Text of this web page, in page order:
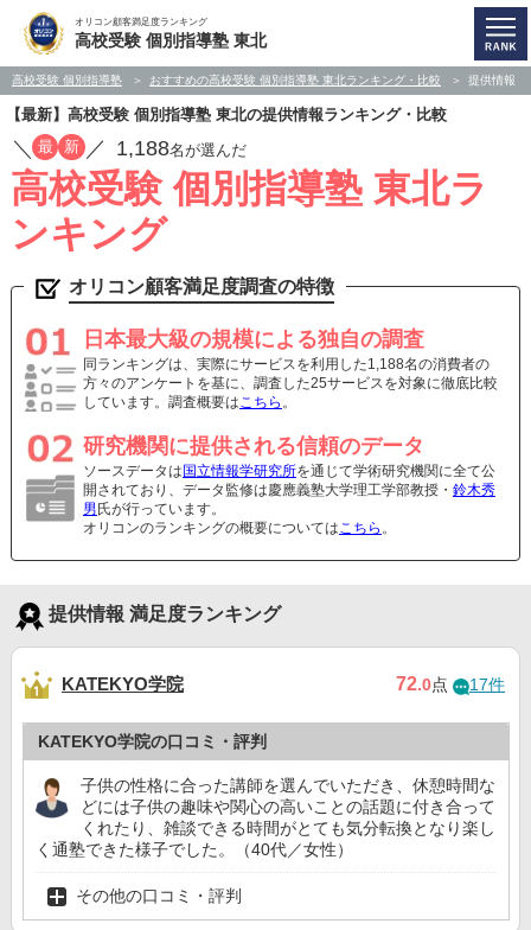
オリコン顧客満足度ランキング
高校受験 個別指導塾 東北
高校受験 個別指導塾 おすすめの高校受験 個別指導塾 東北ランキング・比較 提供情報
【最新】高校受験 個別指導塾 東北の提供情報ランキング・比較
／ 最 新 ／ 1,188名が選んだ
高校受験 個別指導塾 東北ラ
ンキング
オリコン顧客満足度調査の特徴
日本最大級の規模による独自の調査
同ランキングは、実際にサービスを利用した1,188名の消費者の
方々のアンケートを基に、調査した25サービスを対象に徹底比較
しています。調査概要はこちら 。
研究機関に提供される信頼のデータ
ソースデータは 国立情報学研究所を通じて学術研究機関に全て公
開されており、データ監修は慶應義塾大学理工学部教授・ 鈴木秀
男 氏が行っています。
オリコンのランキングの概要についてはこちら 。
提供情報 満足度ランキング
KATEKYO学院 72.0点 17件
KATEKYO学院の口コミ・評判
子供の性格に合った講師を選んでいただき、休憩時間な
どには子供の趣味や関心の高いことの話題に付き合って
くれたり、雑談できる時間がとても気分転換となり楽し
く通塾できた様子でした。（40代／女性）
その他の口コミ・評判